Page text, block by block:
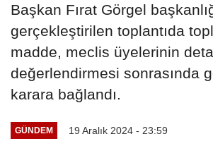
Başkan Fırat Görgel
gerçekleştirilen toplantıda
madde, meclis üyelerinin
değerlendirmesi sonrasında
karara bağlandı.
GÜNDEM 19 Aralık 2024 - 23:59